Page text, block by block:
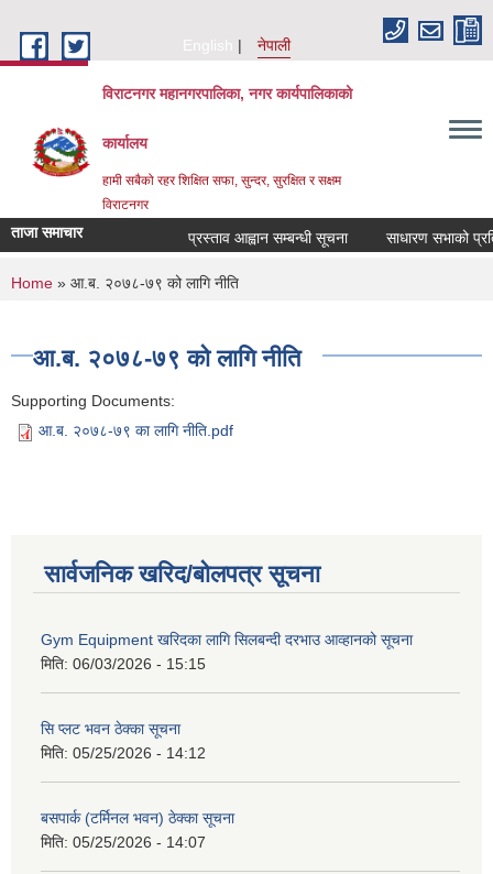
English
नेपाली
विराटनगर महानगरपालिका, नगर कार्यपालिकाको
कार्यालय
हामी सबैको रहर शिक्षित सफा, सुन्दर, सुरक्षित र सक्षम
विराटनगर
ताजा समाचार प्रस्ताव आह्वान सम्बन्धी सूचना साधारण सभाको
You are here
Home » आ.ब. २०७८-७९ को लागि नीति
आ.ब. २०७८-७९ को लागि नीति
Supporting Documents:
आ.ब. २०७८-७९ का लागि नीति.pdf
सार्वजनिक खरिद/बोलपत्र सूचना
Gym Equipment खरिदका लागि सिलबन्दी दरभाउ आव्हानको सूचना
मिति: 06/03/2026 - 15:15
सि प्लट भवन ठेक्का सूचना
मिति: 05/25/2026 - 14:12
बसपार्क (टर्मिनल भवन) ठेक्का सूचना
मिति: 05/25/2026 - 14:07